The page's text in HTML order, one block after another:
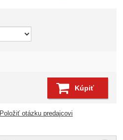
Kúpiť
Položiť otázku predajcovi